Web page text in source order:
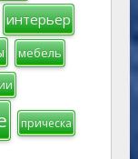
интерьер
мебель
прическа